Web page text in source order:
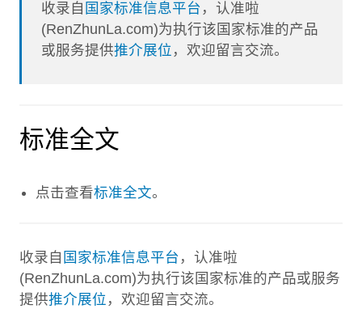
收录自 国家标准信息平台 ，认准啦
(RenZhunLa.com)为执行该国家标准的产品
或服务提供推介展位 ，欢迎留言交流。
标准全文
点击查看标准全文。
收录自 国家标准信息平台 ，认准啦
(RenZhunLa.com)为执行该国家标准的产品或服务
提供推介展位 ，欢迎留言交流。